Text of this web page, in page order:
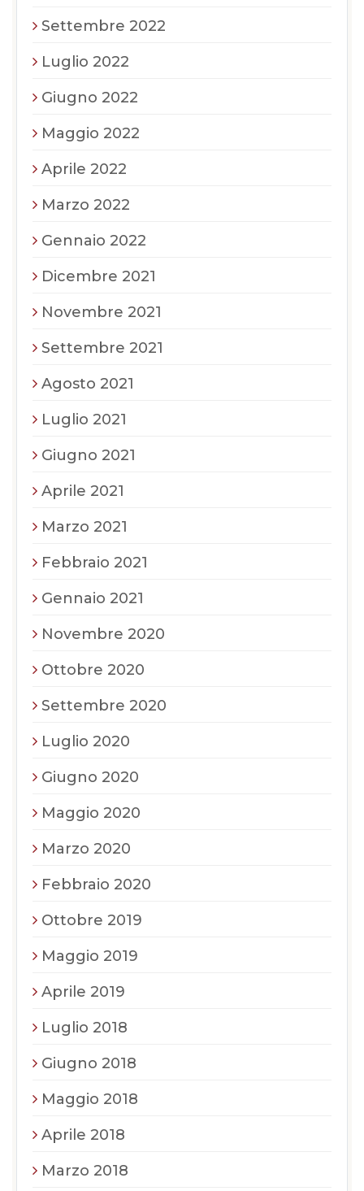
Settembre 2022
Luglio 2022
Giugno 2022
Maggio 2022
Aprile 2022
Marzo 2022
Gennaio 2022
Dicembre 2021
Novembre 2021
Settembre 2021
Agosto 2021
Luglio 2021
Giugno 2021
Aprile 2021
Marzo 2021
Febbraio 2021
Gennaio 2021
Novembre 2020
Ottobre 2020
Settembre 2020
Luglio 2020
Giugno 2020
Maggio 2020
Marzo 2020
Febbraio 2020
Ottobre 2019
Maggio 2019
Aprile 2019
Luglio 2018
Giugno 2018
Maggio 2018
Aprile 2018
Marzo 2018